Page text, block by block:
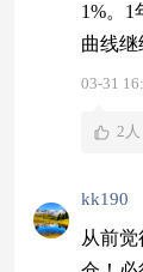
1%。1
曲线继
上上行
数PE
通信、
03-31
2人
kk190
从前